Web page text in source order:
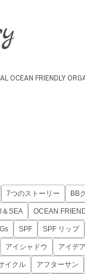
OCEAN FRIENDLY
7つのストーリー BB
＆SEA OCEAN
SPF SPF リップ
アイシャドウ アイデア
イクル アフターサン